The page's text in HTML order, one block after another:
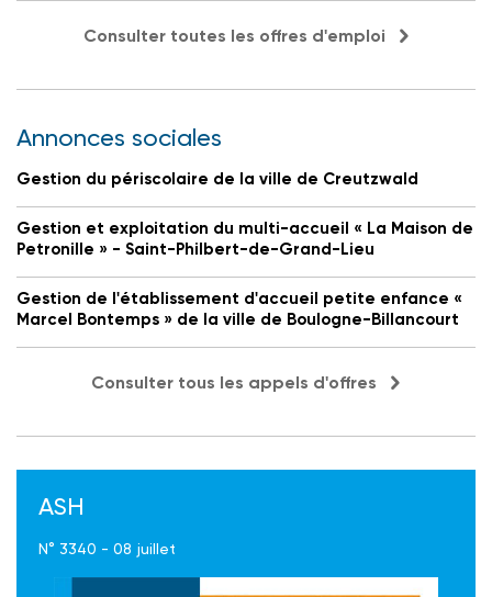
Consulter toutes les offres d'emploi
Annonces sociales
Gestion du périscolaire de la ville de Creutzwald
Gestion et exploitation du multi-accueil « La Maison de
Petronille » - Saint-Philbert-de-Grand-Lieu
Gestion de l'établissement d'accueil petite enfance «
Marcel Bontemps » de la ville de Boulogne-Billancourt
Consulter tous les appels d'offres
ASH
N° 3340 - 08 juillet